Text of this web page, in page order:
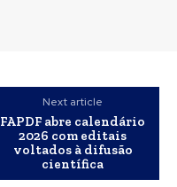
Next article
FAPDF abre calendário
2026 com editais
voltados à difusão
científica